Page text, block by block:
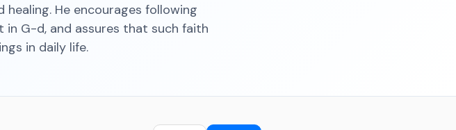
He encourages following
G-d, and assures that such faith
in daily life.